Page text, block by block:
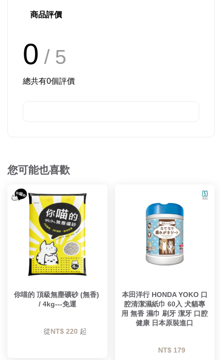
商品評價
0 / 5
總共有0個評價
您可能也喜歡
你喵的 頂級無塵礦砂 (無香)
/ 4kg---免運
        從
NT$ 220 起
本田洋行 HONDA YOKO 口
腔清潔濕紙巾 60入 犬貓專
用 無香 濕巾 刷牙 潔牙 口腔
健康 日本原裝進口
NT$ 179